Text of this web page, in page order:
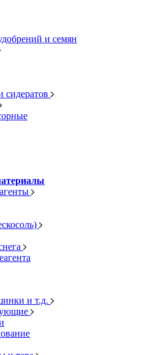
и семян
сидератов
и т.д.